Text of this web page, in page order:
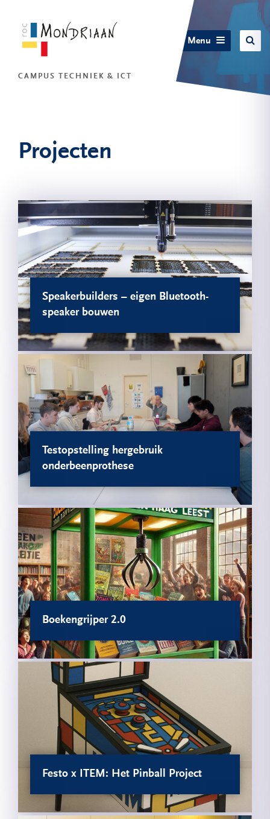
CAMPUS TECHNIEK & ICT
Menu
Projecten
Speakerbuilders – eigen Bluetooth-
speaker bouwen
Testopstelling hergebruik
onderbeenprothese
Boekengrijper 2.0
Festo x ITEM: Het Pinball Project